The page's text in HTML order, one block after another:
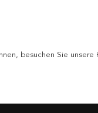
besuchen Sie